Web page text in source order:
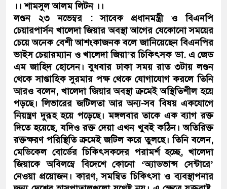
।। শামসুল আলম লিটন ।।
লণ্ডন ২৩ নভেম্বর : সাবেক প্রধানমন্ত্রী ও বিএনপি
চেয়ারপার্সন খালেদা জিয়ার অবস্থা আগের যেকোনো সময়ের
চেয়ে অনেক বেশী আশংকাজনক বলে জানিয়েছেন বিএনপির
ভাইস চেয়ারম্যান ও খালেদা জিয়া’র চিকিৎসক ডা. এ জেড
এম জাহিদ হোসেন। বুধবার ঢাকা সময় রাত ৩টায় লণ্ডন
থেকে সাপ্তাহিক সুরমার পক্ষ থেকে যোগাযোগ করলে তিনি
আরও বলেন, খালেদা জিয়ার অবস্থা ক্রমেই অস্থিতিশীল হয়ে
পড়ছে। লিভারের জটিলতা আর অন্য-সব বিষয় একযোগে
নিয়ন্ত্রণ দুরূহ হয়ে পড়েছে। মঙ্গলবার তাকে এক ব্যাগ রক্ত
দিতে হয়েছে, যদিও রক্ত দেয়া এখন খুবই কঠিন। অতিরিক্ত
রক্তক্ষরণ পরিস্থিতি ক্রমেই জটিল করে তুলছে। তিনি বলেন,
মেডিকেল বোর্ডের চিকিৎসকদের পরামর্শ হচ্ছে, খালেদা
জিয়াকে অবিলম্বে বিদেশে কোনো ‘অ্যাডভান্স সেন্টারে’
নেওয়া প্রয়োজন। কারণ, সমন্বিত চিকিৎসা ও ব্যবস্থাপনার